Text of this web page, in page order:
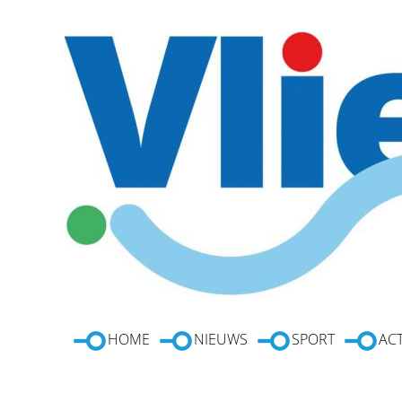
HOME NIEUWS SPORT